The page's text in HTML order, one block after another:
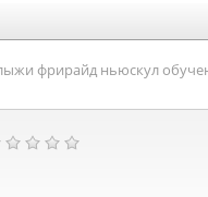
фрирайд ньюскул